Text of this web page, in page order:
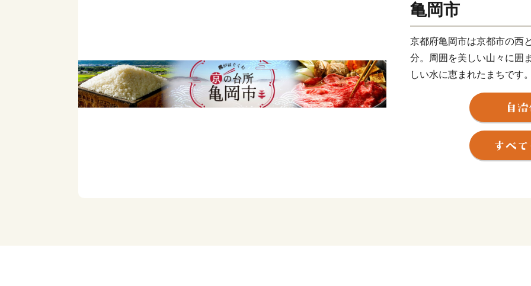
亀岡市
京都府亀岡市は京都市の西
分。周囲を美しい山々に囲
しい水に恵まれたまちです
利尊氏や明智光秀など日
秋から春にかけては、亀
を象徴する風景として知
ラスから望む「雲海」は